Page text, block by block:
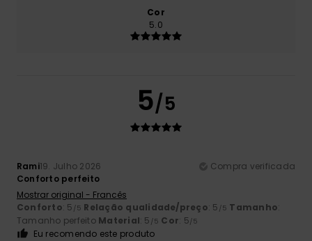
Cor
5.0
5/5
Rami19. Julho 2026
Compra verificada
Conforto perfeito
Mostrar original - Francês
Conforto: 5 /5 Relação qualidade/preço: 5 /5 Tamanho:
Tamanho perfeito Material: 5 /5 Cor: 5/5
Eu recomendo este produto